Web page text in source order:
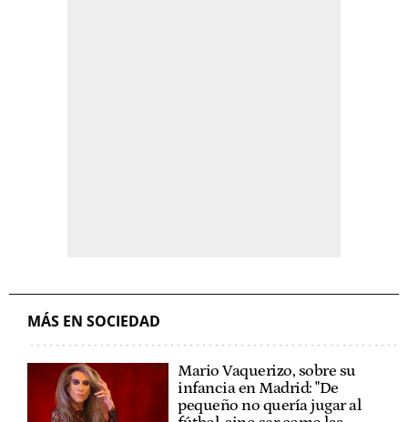
MÁS EN SOCIEDAD
Mario Vaquerizo, sobre su
infancia en Madrid: "De
pequeño no quería jugar al